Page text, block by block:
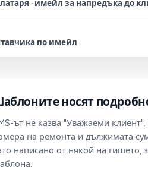
· имейл за напредъка до
по имейл
носят
ът не казва "Уважаеми
на ремонта и дължимата
написано от някой на